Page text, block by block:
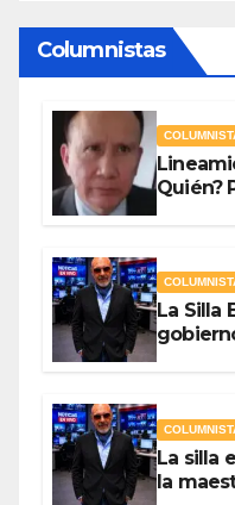
Columnistas
Quién?
La Silla
La silla
la